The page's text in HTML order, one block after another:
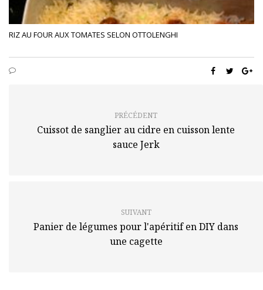
RIZ AU FOUR AUX TOMATES SELON OTTOLENGHI
PRÉCÉDENT
Cuissot de sanglier au cidre en cuisson lente
sauce Jerk
SUIVANT
Panier de légumes pour l'apéritif en DIY dans
une cagette